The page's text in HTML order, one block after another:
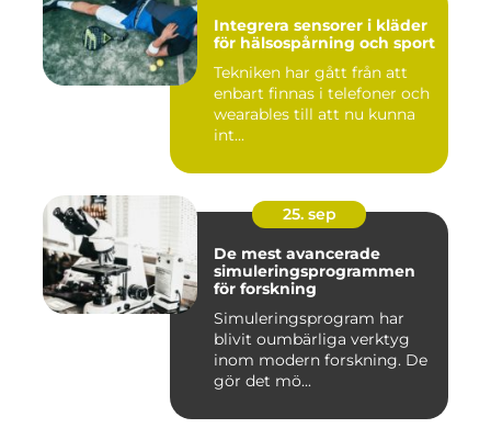
Integrera sensorer i kläder
för hälsospårning och sport
Tekniken har gått från att
enbart finnas i telefoner och
wearables till att nu kunna
int...
25. sep
De mest avancerade
simuleringsprogrammen
för forskning
Simuleringsprogram har
blivit oumbärliga verktyg
inom modern forskning. De
gör det mö...